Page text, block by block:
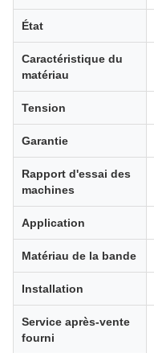
État
Caractéristique du
matériau
Tension
Garantie
Rapport d'essai des
machines
Application
Matériau de la bande
Installation
Service après-vente
fourni